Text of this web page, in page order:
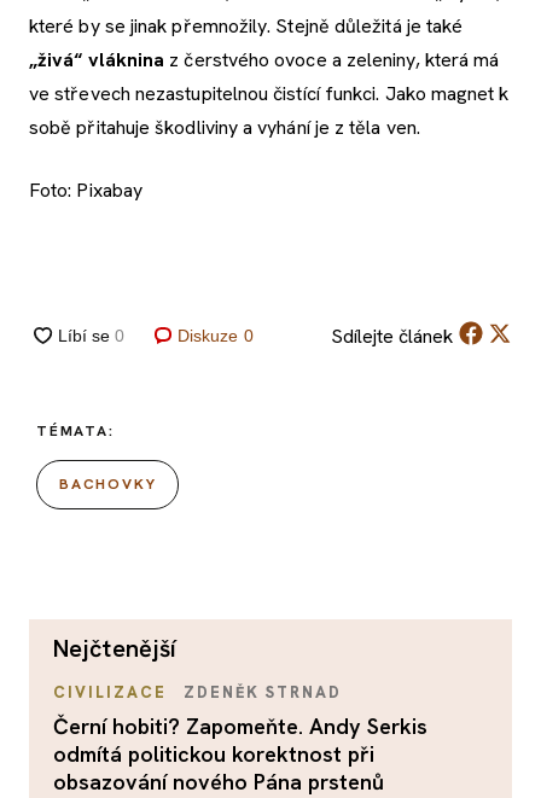
které by se jinak přemnožily. Stejně důležitá je také
„živá“ vláknina z čerstvého ovoce a zeleniny, která má
ve střevech nezastupitelnou čistící funkci. Jako magnet k
sobě přitahuje škodliviny a vyhání je z těla ven.
Foto: Pixabay
Diskuze 0 Sdílejte článek
TÉMATA:
BACHOVKY
nejčtenější
CIVILIZACE ZDENĚK STRNAD
Černí hobiti? Zapomeňte. Andy Serkis
odmítá politickou korektnost při
obsazování nového Pána prstenů